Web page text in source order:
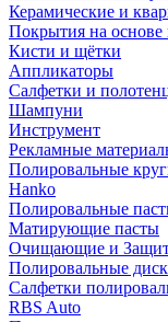
Керамические и
Покрытия на основе
Кисти и щётки
Аппликаторы
Салфетки и
Шампуни
Инструмент
Рекламные
Полировальные
Hanko
Полировальные
Матирующие пасты
Очищающие и
Полировальные
Салфетки
RBS Auto